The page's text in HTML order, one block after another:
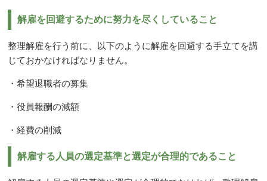
解雇を回避するために努力を尽くしていること
整理解雇を行う前に、以下のように解雇を回避する手立てを講
じておかなければなりません。
・希望退職者の募集
・役員報酬の減額
・経費の削減
解雇する人員の選定基準と選定が合理的であること